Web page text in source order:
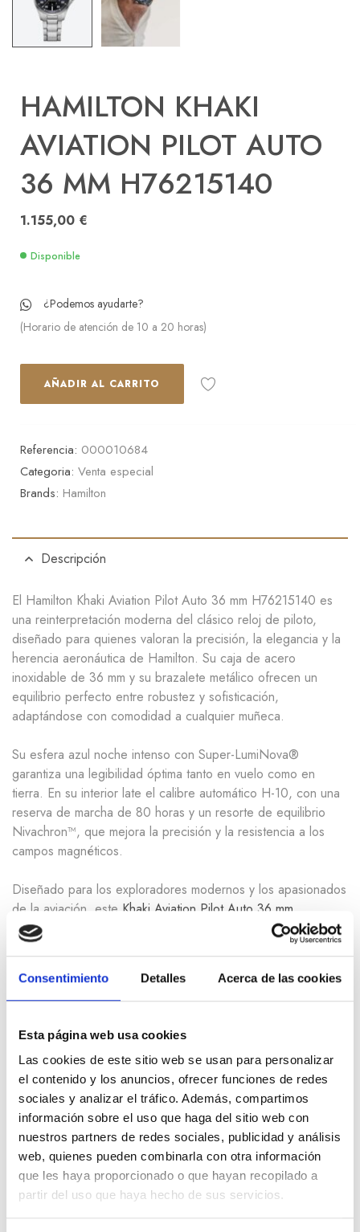
Consentimiento Detalles Acerca de las cookies
Esta página web usa cookies
Las cookies de este sitio web se usan para personalizar
el contenido y los anuncios, ofrecer funciones de redes
sociales y analizar el tráfico. Además, compartimos
información sobre el uso que haga del sitio web con
nuestros partners de redes sociales, publicidad y análisis
web, quienes pueden combinarla con otra información
que les haya proporcionado o que hayan recopilado a
partir del uso que haya hecho de sus servicios.
HAMILTON KHAKI
AVIATION PILOT AUTO
36 MM H76215140
1.155,00 €
Disponible
¿Podemos ayudarte?
(Horario de atención de 10 a 20 horas)
AÑADIR AL CARRITO
Referencia: 000010684
Categoria: Venta especial
Brands: Hamilton
Descripción
El Hamilton Khaki Aviation Pilot Auto 36 mm H76215140 es
una reinterpretación moderna del clásico reloj de piloto,
diseñado para quienes valoran la precisión, la elegancia y la
herencia aeronáutica de Hamilton. Su caja de acero
inoxidable de 36 mm y su brazalete metálico ofrecen un
equilibrio perfecto entre robustez y sofisticación,
adaptándose con comodidad a cualquier muñeca.
Su esfera azul noche intenso con Super-LumiNova®
garantiza una legibilidad óptima tanto en vuelo como en
tierra. En su interior late el calibre automático H-10, con una
reserva de marcha de 80 horas y un resorte de equilibrio
Nivachron™, que mejora la precisión y la resistencia a los
campos magnéticos.
Diseñado para los exploradores modernos y los apasionados
de la aviación, este Khaki Aviation Pilot Auto 36 mm
H76215140
combina estética atemporal, tecnología
avanzada y un espíritu aventurero que rinde homenaje al
Descubre toda nuestra colección de los relojesHamilton.
Referencia interna: 000010684
Referencia Hamilton:H76215140
Información adicional